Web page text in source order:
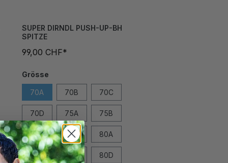
SUPER DIRNDL PUSH-UP-BH
SPITZE
99,00 CHF*
Grösse
70A 70B 70C
70D 75A 75B
75C 75D 80A
80B 80C 80D